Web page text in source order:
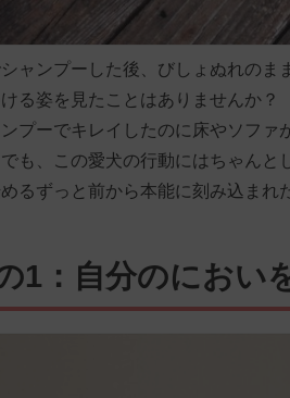
ャンプーした後、びしょぬれのま
る姿を見たことはありませんか？
プーでキレイしたのに床やソファ
も、この愛犬の行動にはちゃん
るずっと前から本能に刻み込まれ
1：自分のにおい